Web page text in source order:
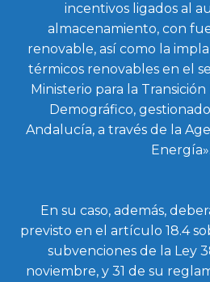
incentivos ligados al
almacenamiento, con
renovable, así como la
térmicos renovables en el
Ministerio para la
Demográfico,
Andalucía, a través de la
Energía».
En su caso, además,
previsto en el artículo 18.4
subvenciones de la Ley
noviembre, y 31 de su